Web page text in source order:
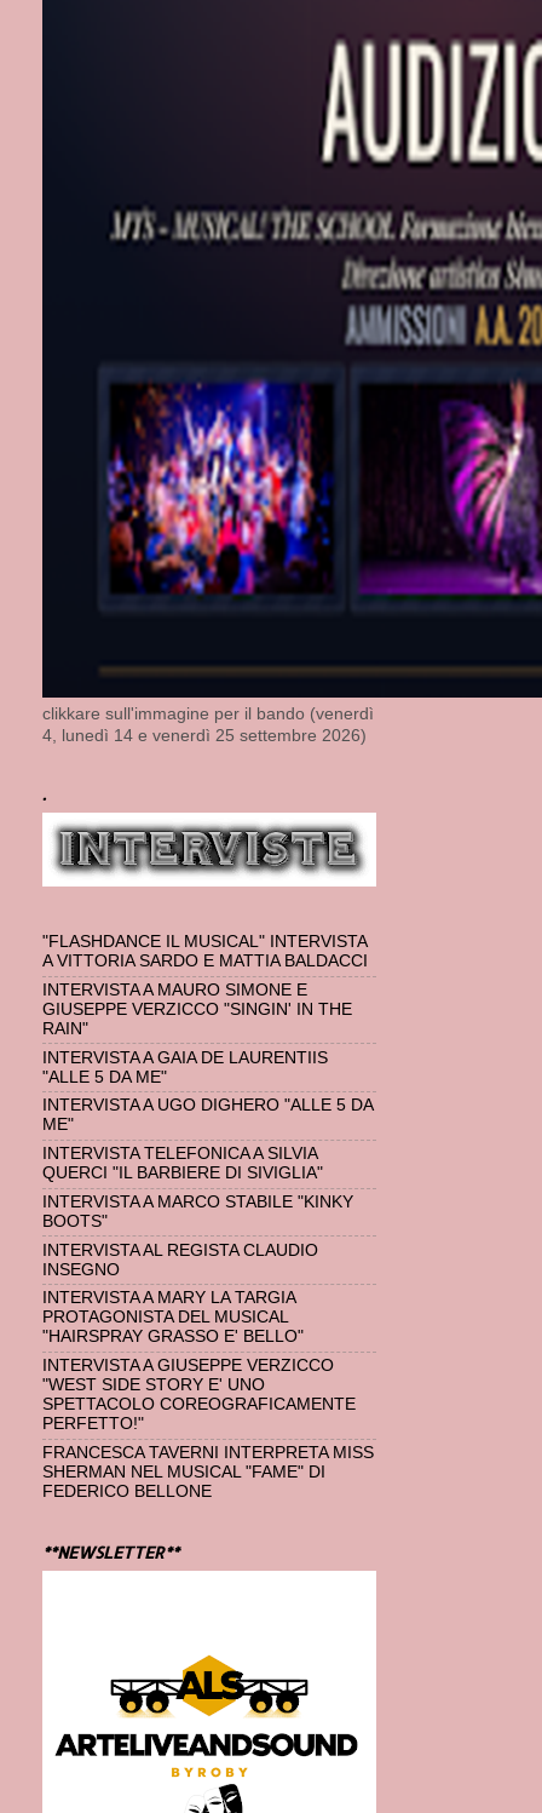
clikkare sull'immagine per il bando (venerdì
4, lunedì 14 e venerdì 25 settembre 2026)
.
"FLASHDANCE IL MUSICAL" INTERVISTA
A VITTORIA SARDO E MATTIA BALDACCI
INTERVISTA A MAURO SIMONE E
GIUSEPPE VERZICCO "SINGIN' IN THE
RAIN"
INTERVISTA A GAIA DE LAURENTIIS
"ALLE 5 DA ME"
INTERVISTA A UGO DIGHERO "ALLE 5 DA
ME"
INTERVISTA TELEFONICA A SILVIA
QUERCI "IL BARBIERE DI SIVIGLIA"
INTERVISTA A MARCO STABILE "KINKY
BOOTS"
INTERVISTA AL REGISTA CLAUDIO
INSEGNO
INTERVISTA A MARY LA TARGIA
PROTAGONISTA DEL MUSICAL
"HAIRSPRAY GRASSO E' BELLO"
INTERVISTA A GIUSEPPE VERZICCO
"WEST SIDE STORY E' UNO
SPETTACOLO COREOGRAFICAMENTE
PERFETTO!"
FRANCESCA TAVERNI INTERPRETA MISS
SHERMAN NEL MUSICAL "FAME" DI
FEDERICO BELLONE
**NEWSLETTER**